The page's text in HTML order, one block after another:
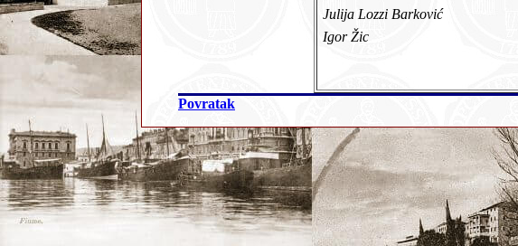
Julija Lozzi Barković
Igor Žic
Povratak